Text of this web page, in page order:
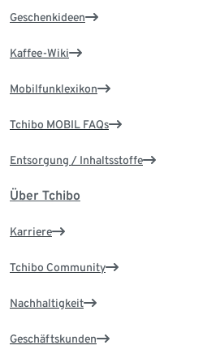
Geschenkideen
Kaffee-Wiki
Mobilfunklexikon
Tchibo MOBIL FAQs
Entsorgung / Inhaltsstoffe
Über Tchibo
Karriere
Tchibo Community
Nachhaltigkeit
Geschäftskunden